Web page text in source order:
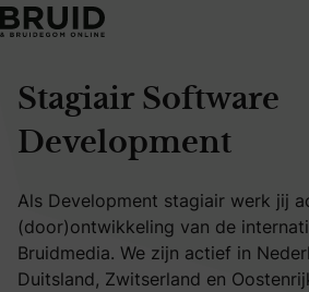
Stagiair Software
Development
Als Development stagiair werk jij
(door)ontwikkeling van de
Bruidmedia. We zijn actief in
Duitsland, Zwitserland en